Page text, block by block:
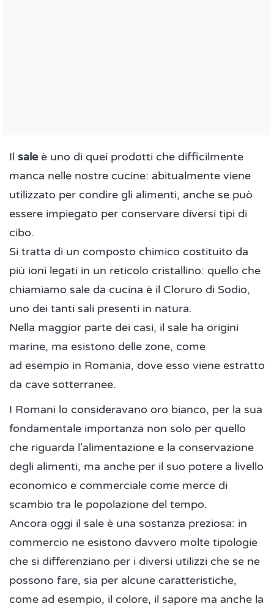
Il saleè uno di quei prodotti che difficilmente
manca nelle nostre cucine: abitualmente viene
utilizzato per condire gli alimenti, anche se può
essere impiegato per conservare diversi tipi di
cibo.
Si tratta di un composto chimico costituito da
più ioni legati in un reticolo cristallino: quello che
chiamiamo sale da cucina è il Cloruro di Sodio,
uno dei tanti sali presenti in natura.
Nella maggior parte dei casi, il sale ha origini
marine, ma esistono delle zone, come
ad esempio in Romania, dove esso viene estratto
da cave sotterranee.
I Romani lo consideravano oro bianco, per la sua
fondamentale importanza non solo per quello
che riguarda l'alimentazione e la conservazione
degli alimenti, ma anche per il suo potere a livello
economico e commerciale come merce di
scambio tra le popolazione del tempo.
Ancora oggi il sale è una sostanza preziosa: in
commercio ne esistono davvero molte tipologie
che si differenziano per i diversi utilizzi che se ne
possono fare, sia per alcune caratteristiche,
come ad esempio, il colore, il sapore ma anche la